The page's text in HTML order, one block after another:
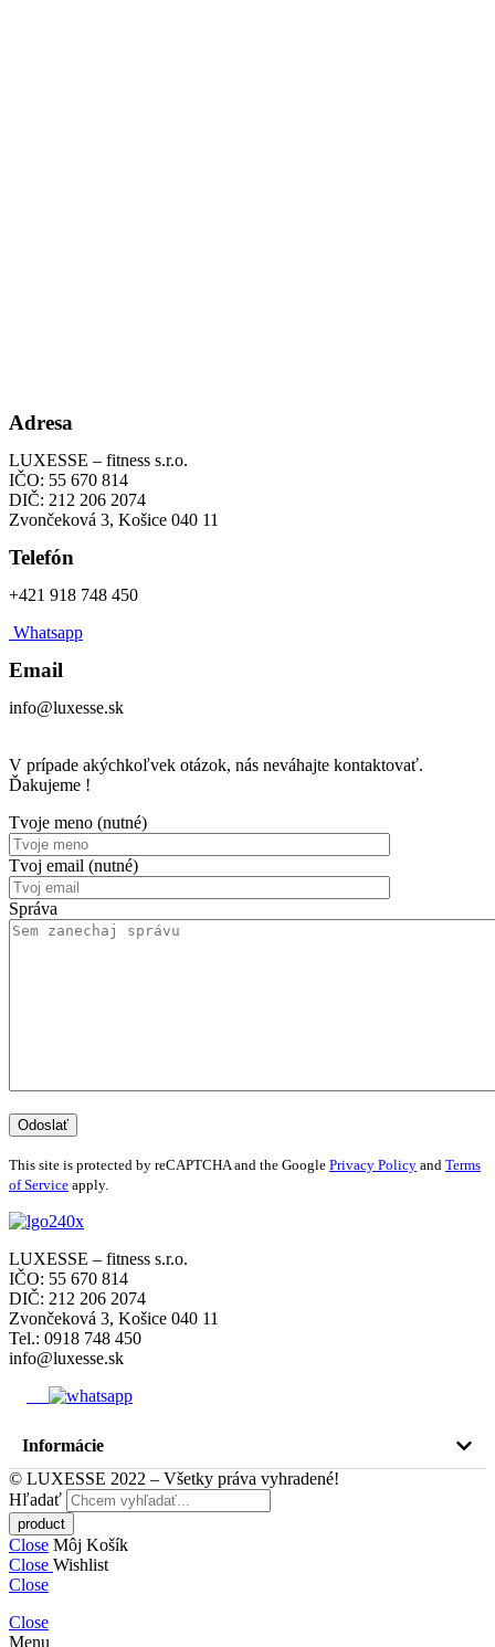
Adresa
LUXESSE – fitness s.r.o.
IČO: 55 670 814
DIČ: 212 206 2074
Zvončeková 3, Košice 040 11
Telefón
+421 918 748 450
Whatsapp
Email
info@luxesse.sk
V prípade akýchkoľvek otázok, nás neváhajte kontaktovať.
Ďakujeme !
Tvoje meno (nutné)
Tvoj email (nutné)
Správa
This site is protected by reCAPTCHA and the Google Privacy Policy and Terms
of Service apply.
LUXESSE – fitness s.r.o.
IČO: 55 670 814
DIČ: 212 206 2074
Zvončeková 3, Košice 040 11
Tel.: 0918 748 450
info@luxesse.sk
Informácie
© LUXESSE 2022 – Všetky práva vyhradené!
Hľadať
Close Môj Košík
Close Wishlist
Close
Close
Menu